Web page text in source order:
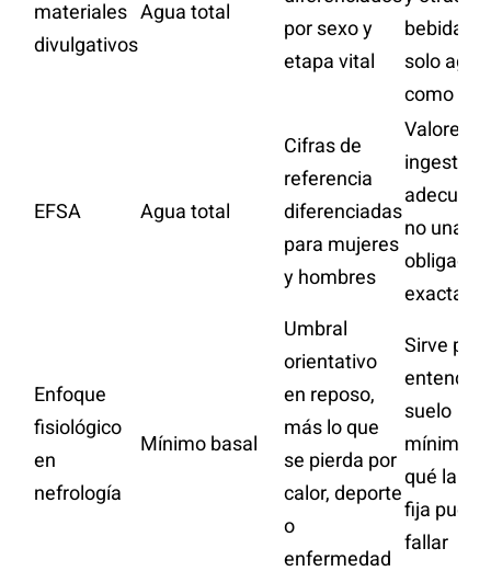
materiales
divulgativos
Agua total
por sexo y
etapa vital
bebidas,
solo agua
como
EFSA Agua total
Cifras de
referencia
diferenciadas
para mujeres
y hombres
Valores
ingesta
no una
exacta
Enfoque
fisiológico
en
nefrología
Mínimo basal
Umbral
orientativo
en reposo,
más lo que
se pierda por
calor, deporte
o
enfermedad
Sirve para
entender
suelo
mínimo y
qué la
fija puede
fallar